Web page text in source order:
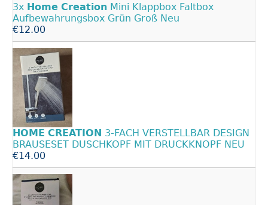
3x Home Creation Mini Klappbox Faltbox
Aufbewahrungsbox Grün Groß Neu
€12.00
HOME CREATION 3-FACH VERSTELLBAR DESIGN
BRAUSESET DUSCHKOPF MIT DRUCKKNOPF NEU
€14.00